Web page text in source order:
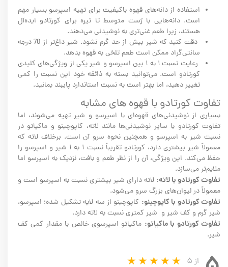
استفاده از دانه‌های قهوه باکیفیت برای تهیه اسپرسو بسیار مهم
است. دانه‌هایی با رُست متوسط تا تیره برای کورتادو ایده‌آل
هستند، زیرا طعم غنی‌تری به نوشیدنی می‌دهند.
دقت کنید که شیر بیش از حد گرم نشود. شیر داغ‌تر از 70 درجه
سانتی‌گراد ممکن است طعم تلخی به قهوه بدهد.
رعایت نسبت ۱ به ۱ بین اسپرسو و شیر یکی از ویژگی‌های کلیدی
کورتادو است. می‌توانید بسته به ذائقه خود این نسبت را کمی
تغییر دهید، اما بهتر است به نسبت استاندارد پایبند بمانید.
تفاوت کورتادو با قهوه های مشابه
بسیاری از نوشیدنی‌های قهوه‌ای با اسپرسو و شیر تهیه می‌شوند، اما
تفاوت کورتادو با سایر نوشیدنی‌ها مانند لاته، کاپوچینو و ماکیاتو در
نسبت شیر به اسپرسو و همچنین نحوه سرو آن است. برخلاف لاته که
معمولاً شیر بیشتری دارد، کورتادو تقریباً نسبت ۱ به ۱ شیر و اسپرسو را
حفظ می‌کند. این ویژگی، آن را از نظر طعم و بافت، نزدیک به اسپرسو اما
ملایم‌تر می‌سازد.
تفاوت کورتادو با لاته: لاته دارای شیر بیشتری نسبت به اسپرسو است و
معمولاً در لیوان‌های بزرگ سرو می‌شود.
تفاوت کورتادو با کاپوچینو: کاپوچینو از سه لایه تشکیل شده؛ اسپرسو،
شیر گرم و کف شیر و شیر کمتری نسبت به لاته دارد.
تفاوت کورتادو با ماکیاتو: ماکیاتو اسپرسوی خالص با مقدار کمی کف
شیر.
از ۵